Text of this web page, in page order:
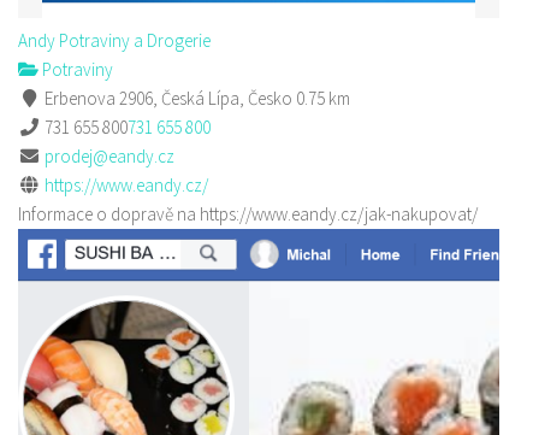
Andy Potraviny a Drogerie
Potraviny
Erbenova 2906, Česká Lípa, Česko 0.75 km
731 655 800731 655 800
prodej@eandy.cz
https://www.eandy.cz/
Informace o dopravě na https://www.eandy.cz/jak-nakupovat/